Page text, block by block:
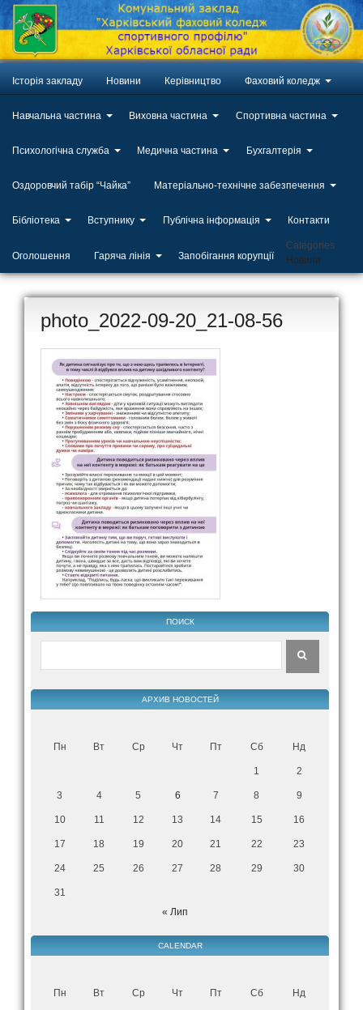
Історія закладу Новини Керівництво Фаховий коледж
Навчальна частина Виховна частина Спортивна частина
Психологічна служба Медична частина Бухгалтерія
Оздоровчий табір “Чайка” Матеріально-технічне забезпечення
Бібліотека Вступнику Публічна інформація Контакти
Оголошення Гаряча лінія Запобігання корупції
Categories
Новини
photo_2022-09-20_21-08-56
ПОИСК
АРХИВ НОВОСТЕЙ
Пн Вт Ср Чт Пт Сб Нд
1 2
3 4 5 6 7 8 9
10 11 12 13 14 15 16
17 18 19 20 21 22 23
24 25 26 27 28 29 30
31
« Лип
CALENDAR
Пн Вт Ср Чт Пт Сб Нд